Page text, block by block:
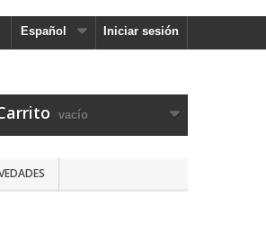
Iniciar sesión
Español
vacío